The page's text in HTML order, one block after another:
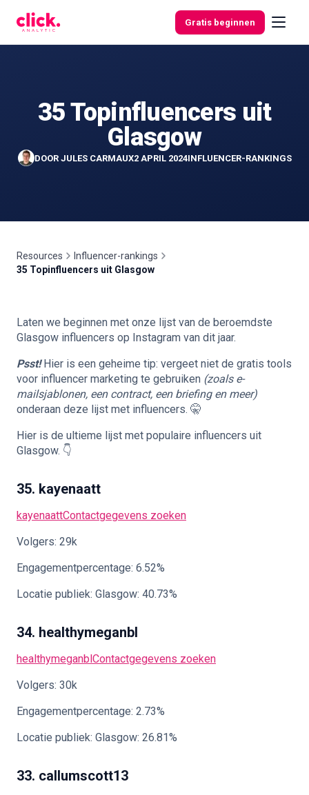
Gratis beginnen
Functies
tools
🇳🇱NL
35 Topinfluencers uit
Glasgow
DOOR JULES CARMAUX2 APRIL 2024INFLUENCER-RANKINGS
Resources
Influencer-rankings
35 Topinfluencers uit Glasgow
Laten we beginnen met onze lijst van de beroemdste
Glasgow influencers op Instagram van dit jaar.
Psst!Hier is een geheime tip: vergeet niet de gratis tools
voor influencer marketing te gebruiken (zoals e-
mailsjablonen, een contract, een briefing en meer)
onderaan deze lijst met influencers. 🤫
Hier is de ultieme lijst met populaire influencers uit
Glasgow. 👇
35. kayenaatt
kayenaattContactgegevens zoeken
Volgers: 29k
Engagementpercentage: 6.52%
Locatie publiek: Glasgow: 40.73%
34. healthymeganbl
healthymeganblContactgegevens zoeken
Volgers: 30k
Engagementpercentage: 2.73%
Locatie publiek: Glasgow: 26.81%
33. callumscott13